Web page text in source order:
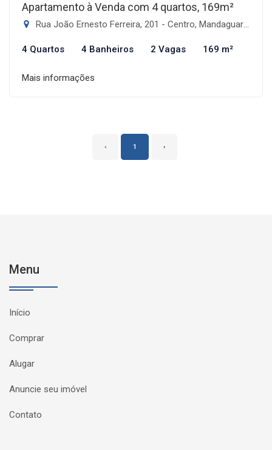
Apartamento à Venda com 4 quartos, 169m²
Rua João Ernesto Ferreira, 201 - Centro, Mandaguari-PR
4 Quartos 4 Banheiros 2 Vagas 169 m²
Mais informações
‹ 1 ›
Menu
Início
Comprar
Alugar
Anuncie seu imóvel
Contato